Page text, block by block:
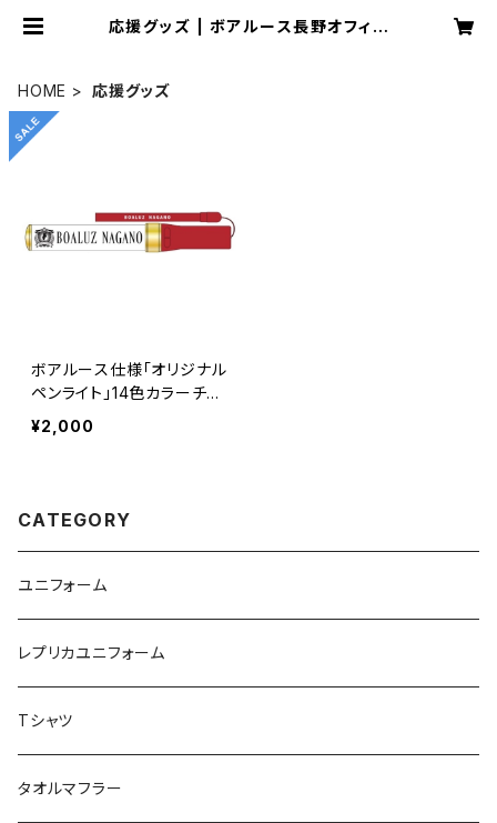
応援グッズ | ボアルース長野オフィシ
HOME 応援グッズ
ボアルース仕様「オリジナル
ペンライト」14色カラーチェ
ンジ可能
¥2,000
CATEGORY
ユニフォーム
レプリカユニフォーム
Tシャツ
タオルマフラー